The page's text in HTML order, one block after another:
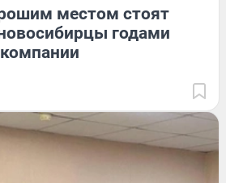
местом стоят
годами